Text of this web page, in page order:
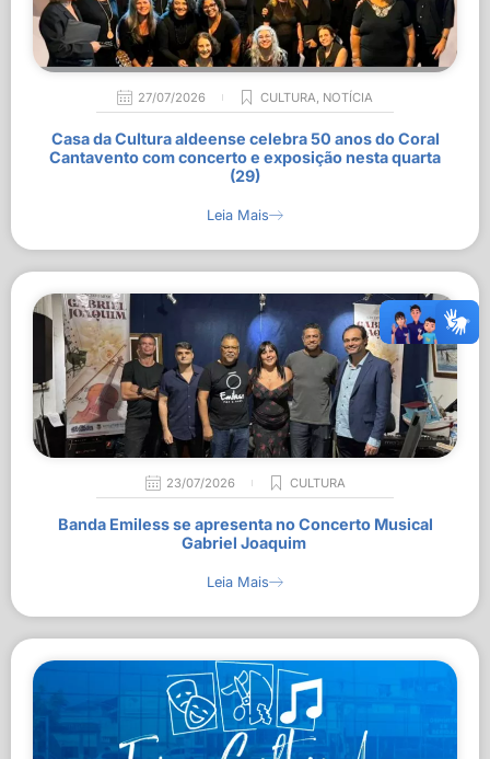
27/07/2026 CULTURA, NOTÍCIA
Casa da Cultura aldeense celebra 50 anos do Coral
Cantavento com concerto e exposição nesta quarta
(29)
Leia Mais
23/07/2026 CULTURA
Banda Emiless se apresenta no Concerto Musical
Gabriel Joaquim
Leia Mais